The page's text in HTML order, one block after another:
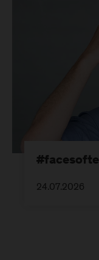
24.07.2026